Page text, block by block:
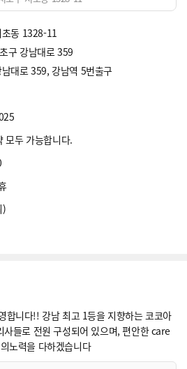
동 1328-11
구 강남대로 359
대로 359, 강남역 5번출구
모두 가능합니다.
)
합니다!! 강남 최고 1등을 지향하는 코코아
들로 전원 구성되어 있으며, 편안한 care
노력을 다하겠습니다